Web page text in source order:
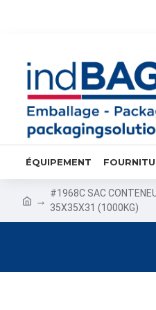
ÉQUIPEMENT
#1968C SAC
35X35X31 (1000KG)